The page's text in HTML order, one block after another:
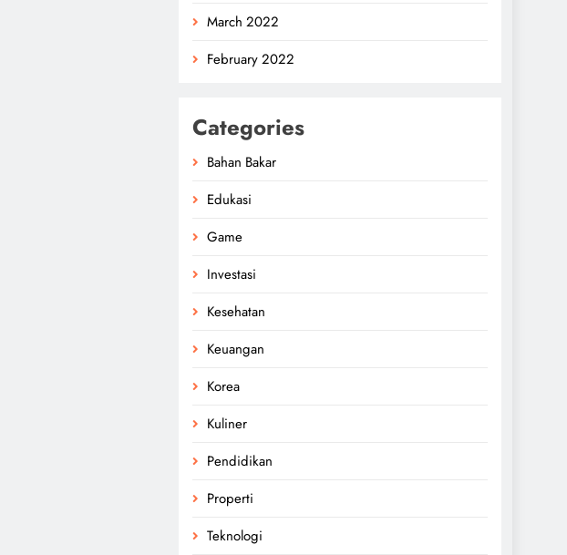
March 2022
February 2022
Categories
Bahan Bakar
Edukasi
Game
Investasi
Kesehatan
Keuangan
Korea
Kuliner
Pendidikan
Properti
Teknologi